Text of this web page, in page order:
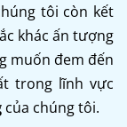
tôi còn kết
khác ấn tượng
muốn đem đến
trong lĩnh vực
của chúng tôi.